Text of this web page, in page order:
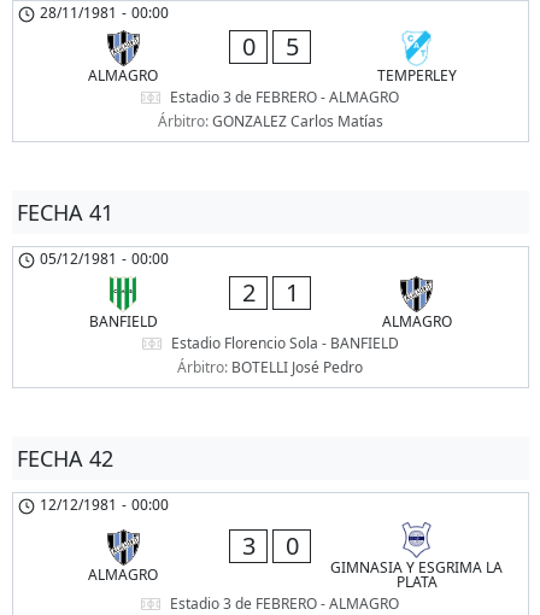
28/11/1981 - 00:00
ALMAGRO
0 5
TEMPERLEY
Estadio 3 de FEBRERO - ALMAGRO
Árbitro:GONZALEZ Carlos Matías
FECHA 41
05/12/1981 - 00:00
BANFIELD
2 1
ALMAGRO
Estadio Florencio Sola - BANFIELD
Árbitro: BOTELLI José Pedro
FECHA 42
12/12/1981 - 00:00
ALMAGRO
3 0
GIMNASIA Y ESGRIMA LA
PLATA
Estadio 3 de FEBRERO - ALMAGRO